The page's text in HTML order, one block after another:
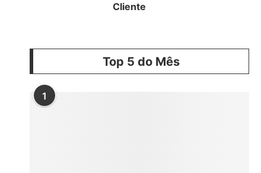
Cliente
Top 5 do Mês
1